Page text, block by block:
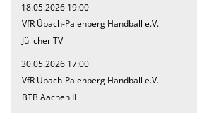
18.05.2026 19:00
VfR Übach-Palenberg Handball e.V.
Jülicher TV
30.05.2026 17:00
VfR Übach-Palenberg Handball e.V.
BTB Aachen II